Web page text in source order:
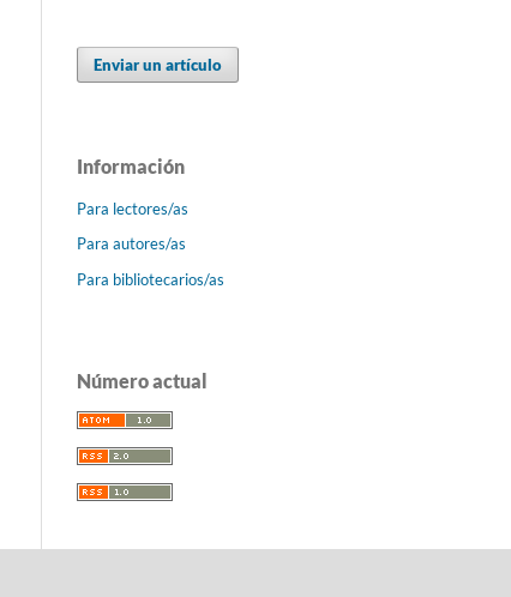
Enviar un artículo
Información
Para lectores/as
Para autores/as
Para bibliotecarios/as
Número actual